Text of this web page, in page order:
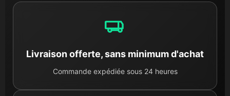
Livraison offerte, sans minimum d'achat
Commande expédiée sous 24 heures